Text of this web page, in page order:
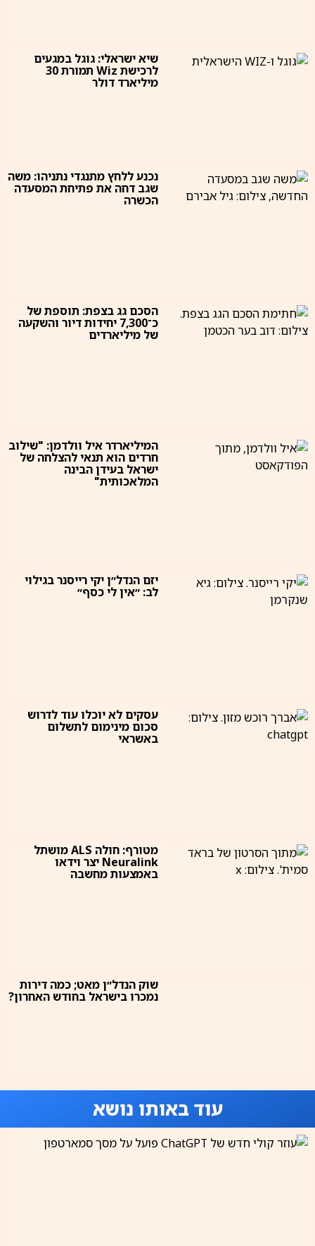
שיא ישראלי: גוגל במגעים
לרכישת Wiz תמורת 30
מיליארד דולר
נכנע ללחץ מתנגדי נתניהו: משה
שגב דחה את פתיחת המסעדה
הכשרה
הסכם גג בצפת: תוספת של
כ־7,300 יחידות דיור והשקעה
של מיליארדים
המיליארדר איל וולדמן: "שילוב
חרדים הוא תנאי להצלחה של
ישראל בעידן הבינה
המלאכותית"
יזם הנדל״ן יקי רייסנר בגילוי
לב: ״אין לי כסף״
עסקים לא יוכלו עוד לדרוש
סכום מינימום לתשלום
באשראי
מטורף: חולה ALS מושתל
Neuralink יצר וידאו
באמצעות מחשבה
שוק הנדל״ן מאט; כמה דירות
נמכרו בישראל בחודש האחרון?
עוד באותו נושא